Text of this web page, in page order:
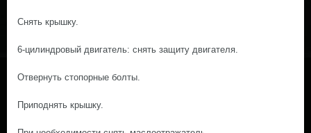
Снять крышку.
6-цилиндровый двигатель: снять защиту двигателя.
Отвернуть стопорные болты.
Приподнять крышку.